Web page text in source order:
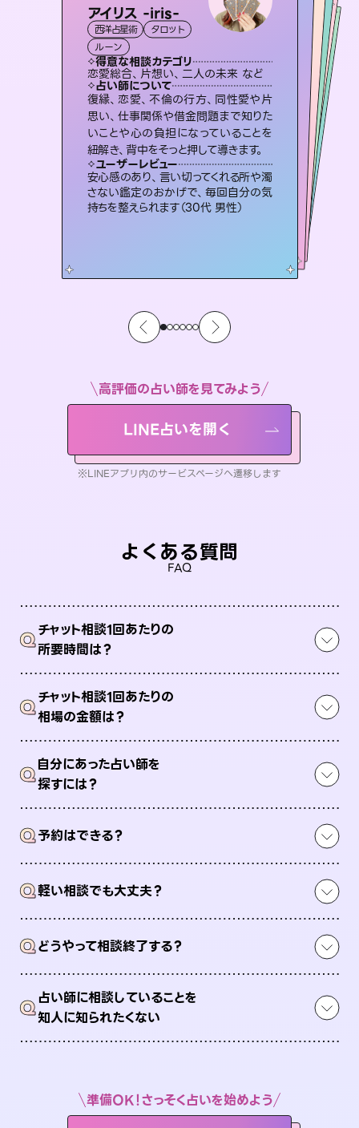
アイリス -iris-
西洋占星術
タロット
ルーン
得意な相談カテゴリ
恋愛総合、片想い、二人の未来 など
占い師について
復縁、恋愛、不倫の行方、同性愛や片
思い、仕事関係や借金問題まで知りた
いことや心の負担になっていることを
紐解き、背中をそっと押して導きます。
ユーザーレビュー
安心感のあり、言い切ってくれる所や濁
さない鑑定のおかげで、毎回自分の気
持ちを整えられます（30代 男性）
未来視師＊花
霊視・オーラ 心理学
スピリチュアル・リーディング
得意な相談カテゴリ
出逢い、片想い、復縁 など
占い師について
未来には何パターンもの選択肢があり
ます。不安で視えにくくなっているあな
たの素敵な未来を見つけ、その未来を
選択できるようアドバイスします。
ユーザーレビュー
職場の人の性質や人間関係、本心など
本当によく視えていてびっくり。対策が
打てて前向きになれます（40代）
おう 霊感オラクル
霊視・オーラ
オラクルカード
得意な相談カテゴリ
恋愛総合、あの人の気持ち など
占い師について
霊視×オラクルカードを使って「今」と
「未来」そして「気になるあの人の気持
ち」まで丁寧に読み解き、恋や人生のヒ
ントを優しく引き出します。
ユーザーレビュー
不安な気持ちが嘘みたいに晴れまし
た…！よく視えていらっしゃるんだなと
感じました（40代 女性）
彗望（ すいぼう
霊視・オーラ
スピリチュアル・リーディング
得意な相談カテゴリ
片想い、あの人の気持ち、復縁 など
占い師について
3,700年以上の歴史を持つ東洋最古の占術「易占」で詳細まで占い、幸せへ向かう道筋を示します。厳しい結果にも具体的な対策をお伝えします。
ユーザーレビュー
複雑な背景もしっかり聞いて鑑定して
いただけました。気持ちが楽になりまし
た（50代 女性）
桃源珠羽
スピリチュアル・リーディング
得意な相談カテゴリ
片想い、あの人の気持ち、復縁 など
占い師について
恋愛のお悩みの中でも特に「曖昧な関
係」の相談を得意としており、友達以上
恋人未満なお相手との今後や本音を丁
寧に読み解き恋愛成就へと導きます。
ユーザーレビュー
鑑定していただいてアドバイス通りに行
動すると仲が復活してきました。ありが
とうございました（40代 女性）
セラピスト理恵
霊視・オーラ タロット
スピリチュアル・リーディング
得意な相談カテゴリ
片想い、二人の未来、年の差 など
占い師について
連絡再開、復縁、成就などの報告実績
多数。セラピストとして2万超の施術経
験があるからこそできる鑑定で、より良
い未来をサポートします。
ユーザーレビュー
とても心温まる鑑定でした。しかもこち
らは何も言っていないのに視えていらっ
しゃるんだなと驚きです（30代女性）
高評価の占い師を見てみよう
LINE占いを開く
※LINEアプリ内のサービスページへ遷移します
よくある質問
FAQ
Qチャット相談1回あたりの
所要時間は？
Qチャット相談1回あたりの
相場の金額は？
Q自分にあった占い師を
探すには？
Q予約はできる？
Q軽い相談でも大丈夫？
Qどうやって相談終了する？
Q占い師に相談していることを
知人に知られたくない
準備OK！さっそく占いを始めよう